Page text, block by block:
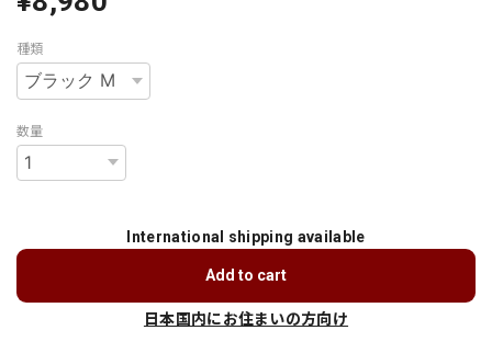
種類
数量
International shipping available
Add to cart
日本国内にお住まいの方向け